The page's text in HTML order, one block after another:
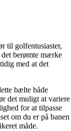
til golfentusiaster,
berømte mærke
med at det
bælte både
det muligt at variere
for at tilpasse
om du er på banen
måde.